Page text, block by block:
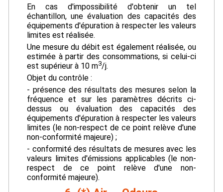
En cas d'impossibilité d'obtenir un tel
échantillon, une évaluation des capacités des
équipements d'épuration à respecter les valeurs
limites est réalisée.
Une mesure du débit est également réalisée, ou
estimée à partir des consommations, si celui-ci
est supérieur à 10 m3/j.
Objet du contrôle :
- présence des résultats des mesures selon la
fréquence et sur les paramètres décrits ci-
dessus ou évaluation des capacités des
équipements d'épuration à respecter les valeurs
limites (le non-respect de ce point relève d'une
non-conformité majeure) ;
- conformité des résultats de mesures avec les
valeurs limites d'émissions applicables (le non-
respect de ce point relève d'une non-
conformité majeure).